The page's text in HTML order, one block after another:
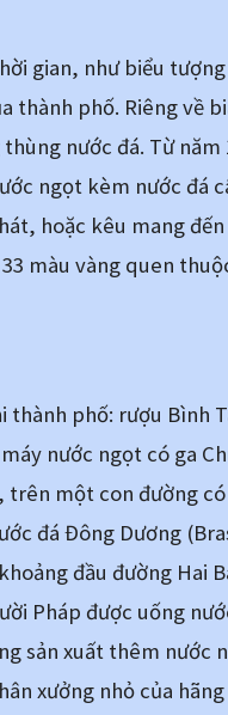
gian, như biểu tượng
thành phố. Riêng về
nước đá. Từ năm
ngọt kèm nước đá
hoặc kêu mang
màu vàng quen
thành phố: rượu Bình
nước ngọt có ga
trên một con đường
đá Đông Dương
đầu đường Hai
Pháp được uống
sản xuất thêm nước
xưởng nhỏ của hãng